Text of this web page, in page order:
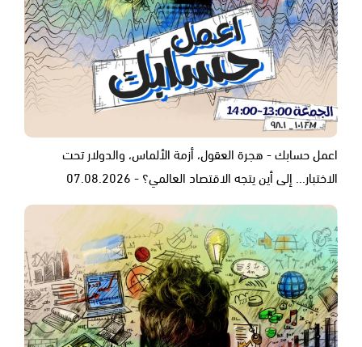
اعمل حسابك - هجرة العقول، أزمة الألماس، والدولار تحت
الاختبار... إلى أين يتجه الاقتصاد العالمي؟ - 07.08.2026